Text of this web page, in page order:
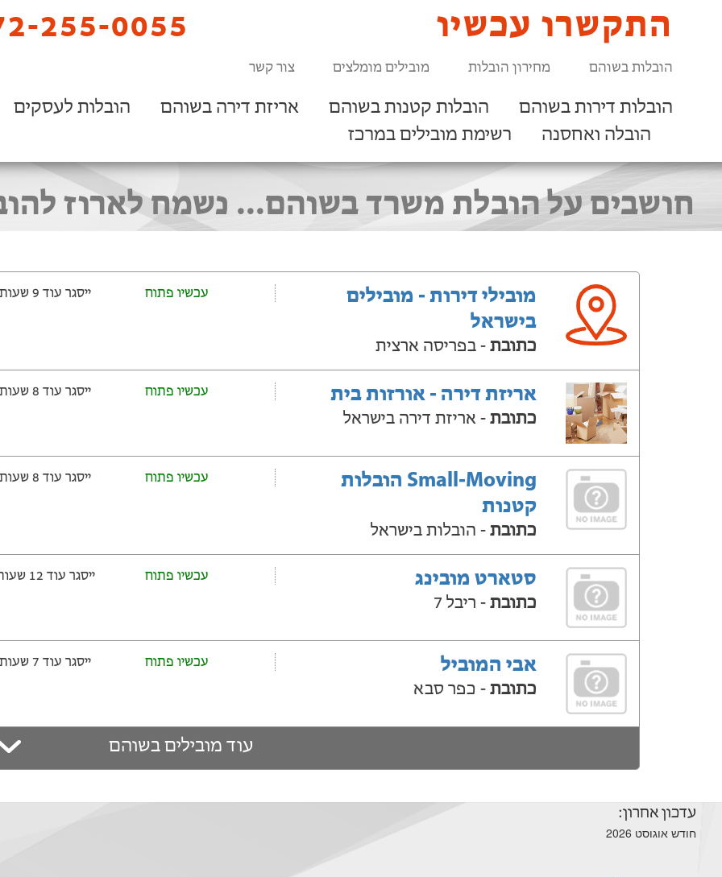
255-0055 התקשרו עכשיו
הובלות בשוהם מחירון הובלות מובילים מומלצים צור קשר
הובלות דירות בשוהם הובלות קטנות בשוהם אריזת דירה בשוהם
הובלות לעסקים
הובלה ואחסנה
רשימת מובילים במרכז
חושבים על הובלת משרד בשוהם... נשמח לארוז
מובילי דירות - מובילים
בישראל
כתובת - בפריסה ארצית
עכשיו פתוח ייסגר עוד 9 שעות ‫ו-53 דקות
אריזת דירה - אורזות בית
כתובת - אריזת דירה בישראל
עכשיו פתוח ייסגר עוד 8 שעות ‫ו-23 דקות
Small-Moving הובלות
קטנות
כתובת - הובלות בישראל
עכשיו פתוח ייסגר עוד 8 שעות ‫ו-53 דקות
סטארט מובינג
כתובת - ריבל 7
עכשיו פתוח ייסגר עוד 12 שעות ‫ו-53 דקות
אבי המוביל
כתובת - כפר סבא
עכשיו פתוח ייסגר עוד 7 שעות ‫ו-53 דקות
עוד מובילים בשוהם
עדכון אחרון:
חודש אוגוסט 2026